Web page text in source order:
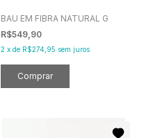
BAU EM FIBRA NATURAL G
R$549,90
2 x de R$274,95 sem juros